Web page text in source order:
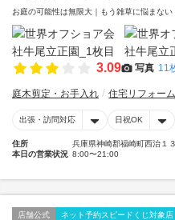
お庭の可能性は無限大｜もう雑草に悩まな
3.09 写真 11
庭木剪定・お手入れ 住宅リフォー
出張・訪問対応 日祝OK
住所
兵庫県神崎郡福崎町西治１
本日の営業状況 8:00〜21:00
店舗公式 ネット予約スピードくじ対象店